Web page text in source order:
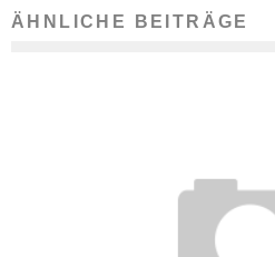
ÄHNLICHE BEITRÄGE